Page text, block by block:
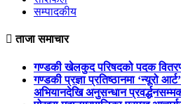
सम्पादकीय
ताजा समाचार
गण्डकी खेलकुद परिषदको पदक
गण्डकी प्रज्ञा प्रतिष्ठानमा ‘न्यूरो
अभियानदेखि अनुसन्धान